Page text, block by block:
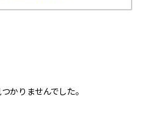
かりませんでした。